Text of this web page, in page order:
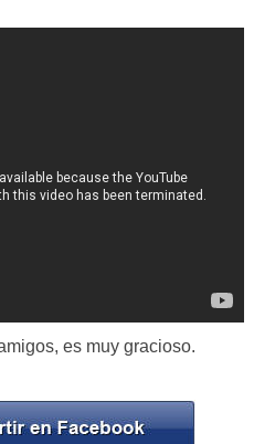
es muy gracioso.